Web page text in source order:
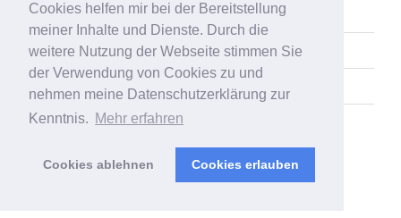
Cookies helfen mir bei der Bereitstellung
meiner Inhalte und Dienste. Durch die
weitere Nutzung der Webseite stimmen Sie
der Verwendung von Cookies zu und
nehmen meine Datenschutzerklärung zur
Kenntnis. Mehr erfahren
Cookies ablehnen Cookies erlauben
Datenschutz
Tag-Liste
Sitemap
Stolz präsentiert von WordPress